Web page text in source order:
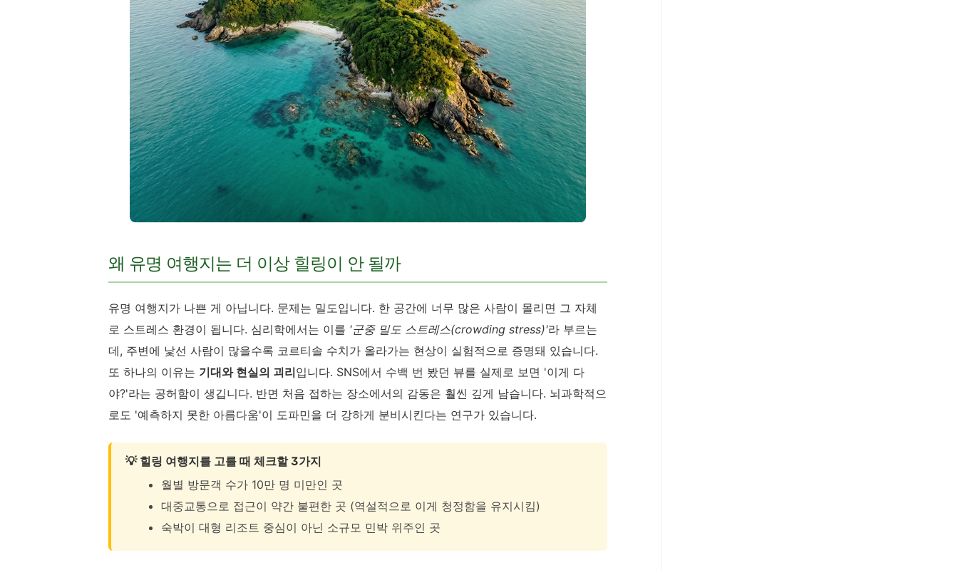
왜 유명 여행지는 더 이상 힐링이 안 될까
유명 여행지가 나쁜 게 아닙니다. 문제는 밀도입니다. 한 공간에 너무 많은 사람이 몰리면 그 자체
로 스트레스 환경이 됩니다. 심리학에서는 이를 '군중 밀도 스트레스(crowding stress)'라 부르는
데, 주변에 낯선 사람이 많을수록 코르티솔 수치가 올라가는 현상이 실험적으로 증명돼 있습니다.
또 하나의 이유는 기대와 현실의 괴리입니다. SNS에서 수백 번 봤던 뷰를 실제로 보면 '이게 다
야?'라는 공허함이 생깁니다. 반면 처음 접하는 장소에서의 감동은 훨씬 깊게 남습니다. 뇌과학적으
로도 '예측하지 못한 아름다움'이 도파민을 더 강하게 분비시킨다는 연구가 있습니다.
💡 힐링 여행지를 고를 때 체크할 3가지
월별 방문객 수가 10만 명 미만인 곳
대중교통으로 접근이 약간 불편한 곳 (역설적으로 이게 청정함을 유지시킴)
숙박이 대형 리조트 중심이 아닌 소규모 민박 위주인 곳